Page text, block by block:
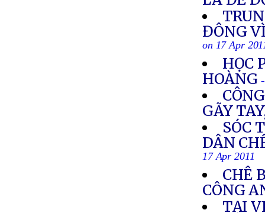
ĐÔNG
on 17 Apr
HỌC
HOÀNG
GÃY
SÓC
DÂN
17 Apr 2011
CHÊ
CÔNG
TẠI